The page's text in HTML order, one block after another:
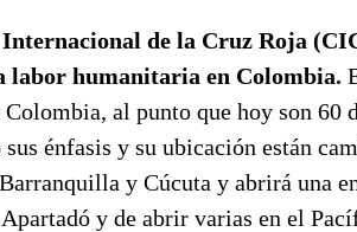
de la Cruz Roja
labor humanitaria en Colombia.
al punto que hoy son 60
énfasis y su ubicación están
y Cúcuta y abrirá una
y de abrir varias en el